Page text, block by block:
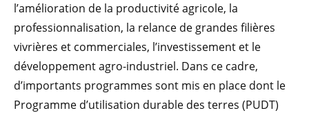
l’amélioration de la productivité agricole, la
professionnalisation, la relance de grandes filières
vivrières et commerciales, l’investissement et le
développement agro-industriel. Dans ce cadre,
d’importants programmes sont mis en place dont le
Programme d’utilisation durable des terres (PUDT)